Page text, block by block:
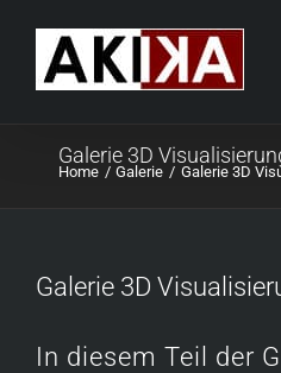
Galerie 3D
Home Galerie Galerie 3D
Galerie 3D
In diesem Teil der